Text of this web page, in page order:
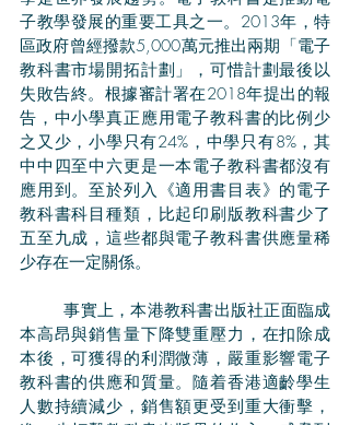
子教學發展的重要工具之一。2013年，特
區政府曾經撥款5,000萬元推出兩期「電子
教科書市場開拓計劃」，可惜計劃最後以
失敗告終。根據審計署在2018年提出的報
告，中小學真正應用電子教科書的比例少
之又少，小學只有24%，中學只有8%，其
中中四至中六更是一本電子教科書都沒有
應用到。至於列入《適用書目表》的電子
教科書科目種類，比起印刷版教科書少了
五至九成，這些都與電子教科書供應量稀
少存在一定關係。
	事實上，本港教科書出版社正面臨成
本高昂與銷售量下降雙重壓力，在扣除成
本後，可獲得的利潤微薄，嚴重影響電子
教科書的供應和質量。隨着香港適齡學生
人數持續減少，銷售額更受到重大衝擊，